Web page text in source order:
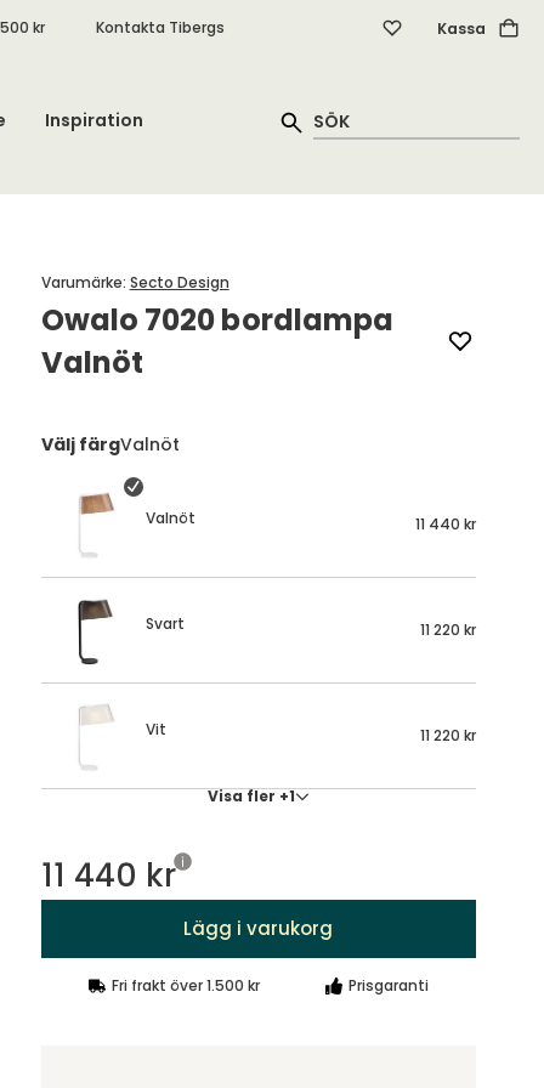
kr Kontakta Tibergs Kassa
Inspiration
Owalo 7020 bordlampa
Valnöt
Varumärke: Secto Design
Välj färgValnöt
Valnöt 11 440 kr
Svart 11 220 kr
Vit 11 220 kr
Visa fler +1
11 440 kr
Lägg i varukorg
Fri frakt över 1.500 kr Prisgaranti